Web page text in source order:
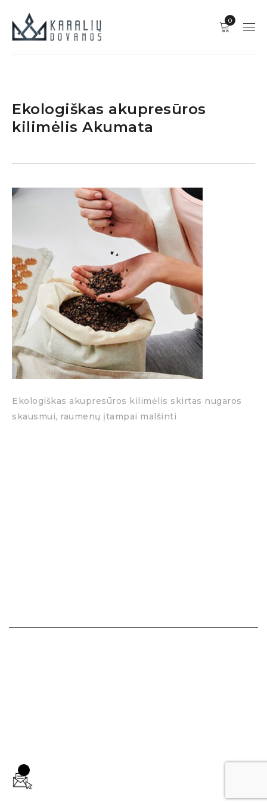
0
Ekologiškas akupresūros
kilimėlis Akumata
Ekologiškas akupresūros kilimėlis skirtas nugaros
skausmui, raumenų įtampai malšinti